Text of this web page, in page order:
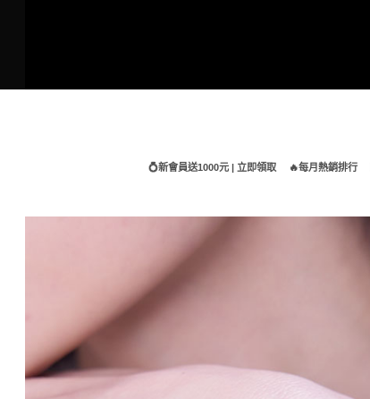
💍新會員送1000元 | 立即領取 🔥每月熱銷排行